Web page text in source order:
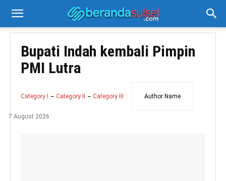
Bupati Indah kembali Pimpin
PMI Lutra
Category I Category II Category III Author Name
7 August 2026